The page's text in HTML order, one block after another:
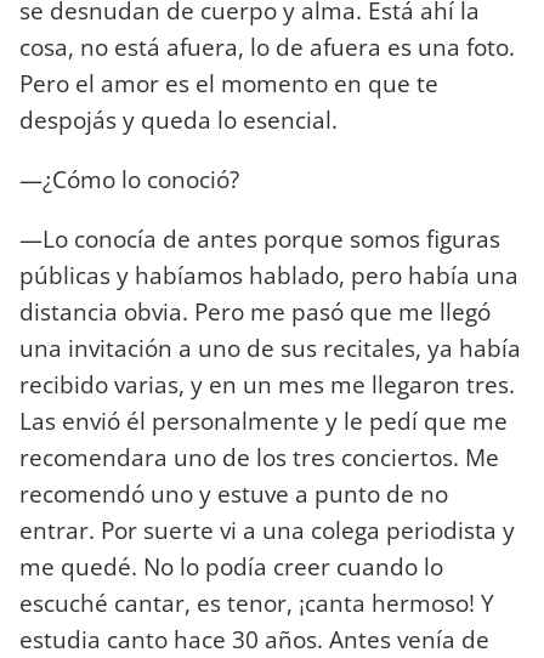
se desnudan de cuerpo y alma. Está ahí la
cosa, no está afuera, lo de afuera es una foto.
Pero el amor es el momento en que te
despojás y queda lo esencial.
—¿Cómo lo conoció?
—Lo conocía de antes porque somos figuras
públicas y habíamos hablado, pero había una
distancia obvia. Pero me pasó que me llegó
una invitación a uno de sus recitales, ya había
recibido varias, y en un mes me llegaron tres.
Las envió él personalmente y le pedí que me
recomendara uno de los tres conciertos. Me
recomendó uno y estuve a punto de no
entrar. Por suerte vi a una colega periodista y
me quedé. No lo podía creer cuando lo
escuché cantar, es tenor, ¡canta hermoso! Y
estudia canto hace 30 años. Antes venía de